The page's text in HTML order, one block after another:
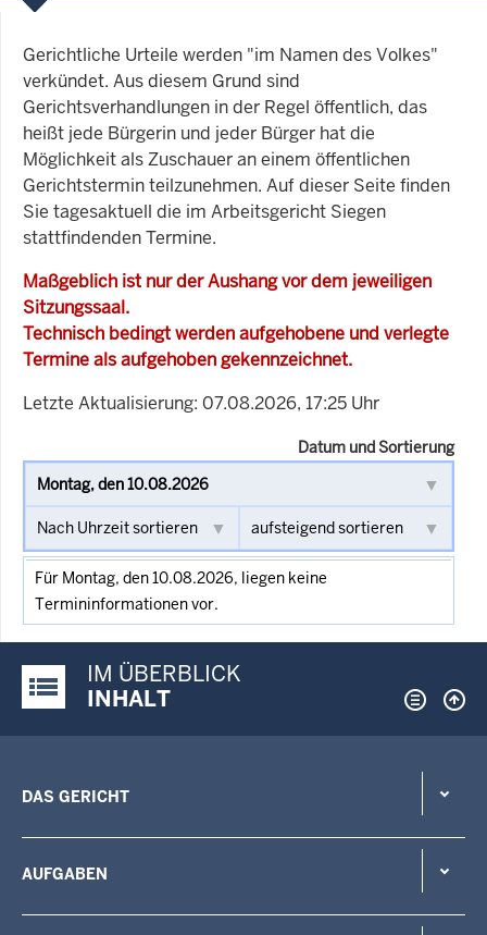
Gerichtliche Urteile werden "im Namen des Volkes"
verkündet. Aus diesem Grund sind
Gerichtsverhandlungen in der Regel öffentlich, das
heißt jede Bürgerin und jeder Bürger hat die
Möglichkeit als Zuschauer an einem öffentlichen
Gerichtstermin teilzunehmen. Auf dieser Seite finden
Sie tagesaktuell die im Arbeitsgericht Siegen
stattfindenden Termine.
Maßgeblich ist nur der Aushang vor dem jeweiligen
Sitzungssaal.
Technisch bedingt werden aufgehobene und verlegte
Termine als aufgehoben gekennzeichnet.
Letzte Aktualisierung: 07.08.2026, 17:25 Uhr
Datum und Sortierung
Für Montag, den 10.08.2026, liegen keine
Termininformationen vor.
Justiz-Portal im Überblick:
IM ÜBERBLICK
INHALT
DAS GERICHT
AUFGABEN